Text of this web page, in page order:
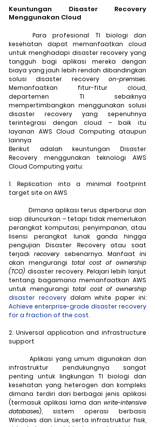
Keuntungan Disaster Recovery
Menggunakan Cloud
	Para profesional TI biologi dan
kesehatan dapat memanfaatkan cloud
untuk menghadapi disaster recovery yang
tangguh bagi aplikasi mereka dengan
biaya yang jauh lebih rendah dibandingkan
solusi disaster recovery on-premises.
Memanfaatkan fitur-fitur cloud,
departemen TI sebaiknya
mempertimbangkan menggunakan solusi
disaster recovery yang sepenuhnya
terintegrasi dengan cloud – baik itu
layanan AWS Cloud Computing ataupun
lainnya
Berikut adalah keuntungan Disaster
Recovery menggunakan teknologi AWS
Cloud Computing yaitu:
1. Replication into a minimal footprint
target site on AWS
siap diluncurkan – tetapi tidak memerlukan
perangkat komputasi, penyimpanan, atau
lisensi perangkat lunak ganda hingga
pengujian Disaster Recovery atau saat
terjadi recovery sebenarnya. Manfaat ini
akan mengurangi total cost of ownership
(TCO) disaster recovery. Pelajari lebih lanjut
tentang bagaimana memanfaatkan AWS
untuk mengurangi total cost of ownership
disaster recovery
Achieve enterprise-grade disaster recovery
for a fraction of the cost.
2. Universal application and infrastructure
support
infrastruktur pendukungnya sangat
penting untuk lingkungan TI biologi dan
kesehatan yang heterogen dan kompleks
dimana terdiri dari berbagai jenis aplikasi
(termasuk aplikasi lama dan write-intensive
databases), sistem operasi berbasis
Windows dan Linux, serta infrastruktur fisik,